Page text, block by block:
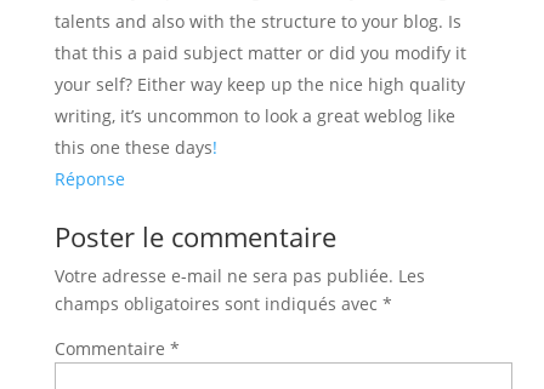
talents and also with the structure to your blog. Is
that this a paid subject matter or did you modify it
your self? Either way keep up the nice high quality
writing, it’s uncommon to look a great weblog like
this one these days!
Réponse
Poster le commentaire
Votre adresse e-mail ne sera pas publiée. Les
champs obligatoires sont indiqués avec *
Commentaire *